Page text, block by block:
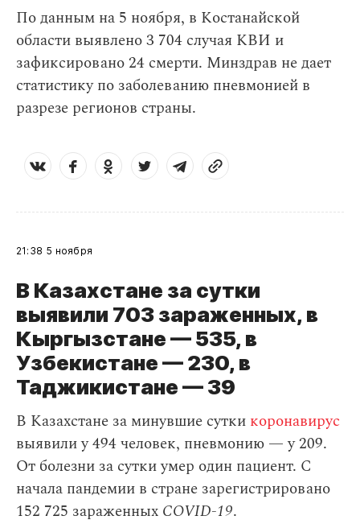
По данным на 5 ноября, в Костанайской
области выявлено 3 704 случая КВИ и
зафиксировано 24 смерти. Минздрав не дает
статистику по заболеванию пневмонией в
разрезе регионов страны.
21:38 5 ноября
В Казахстане за сутки
выявили 703 зараженных, в
Кыргызстане — 535, в
Узбекистане — 230, в
Таджикистане — 39
В Казахстане за минувшие сутки коронавирус
выявили у 494 человек, пневмонию — у 209.
От болезни за сутки умер один пациент. С
начала пандемии в стране зарегистрировано
152 725 зараженных COVID-19.